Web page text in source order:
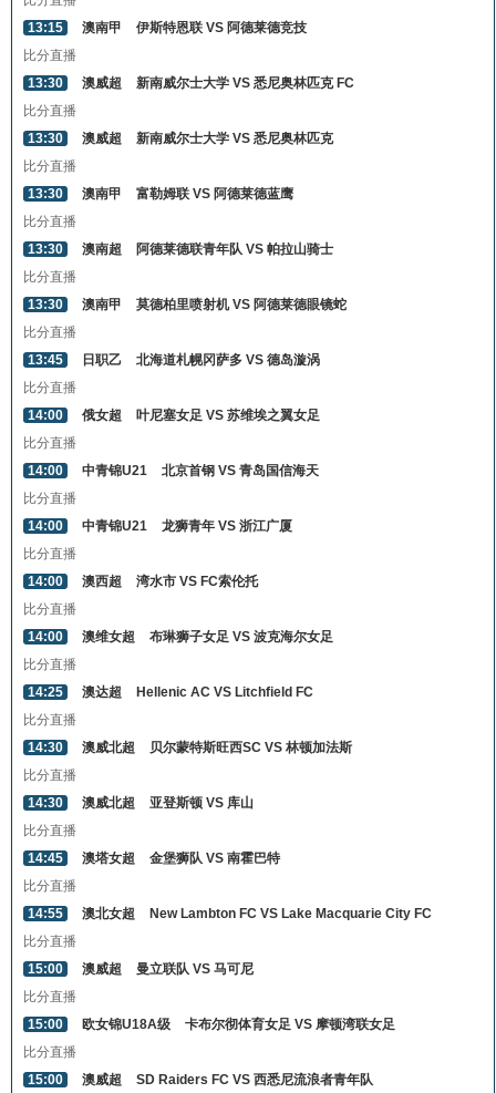
13:15
澳南甲
伊斯特恩联 VS 阿德莱德竞技
比分直播
13:30
澳威超
新南威尔士大学 VS 悉尼奥林匹克 FC
比分直播
13:30
澳威超
新南威尔士大学 VS 悉尼奥林匹克
比分直播
13:30
澳南甲
富勒姆联 VS 阿德莱德蓝鹰
比分直播
13:30
澳南超
阿德莱德联青年队 VS 帕拉山骑士
比分直播
13:30
澳南甲
莫德柏里喷射机 VS 阿德莱德眼镜蛇
比分直播
13:45
日职乙
北海道札幌冈萨多 VS 德岛漩涡
比分直播
14:00
俄女超
叶尼塞女足 VS 苏维埃之翼女足
比分直播
14:00
中青锦U21
北京首钢 VS 青岛国信海天
比分直播
14:00
中青锦U21
龙狮青年 VS 浙江广厦
比分直播
14:00
澳西超
湾水市 VS FC索伦托
比分直播
14:00
澳维女超
布琳狮子女足 VS 波克海尔女足
比分直播
14:25
澳达超
Hellenic AC VS Litchfield FC
比分直播
14:30
澳威北超
贝尔蒙特斯旺西SC VS 林顿加法斯
比分直播
14:30
澳威北超
亚登斯顿 VS 库山
比分直播
14:45
澳塔女超
金堡狮队 VS 南霍巴特
比分直播
14:55
澳北女超
New Lambton FC VS Lake Macquarie City FC
比分直播
15:00
澳威超
曼立联队 VS 马可尼
比分直播
15:00
欧女锦U18A级
卡布尔彻体育女足 VS 摩顿湾联女足
比分直播
15:00
澳威超
SD Raiders FC VS 西悉尼流浪者青年队